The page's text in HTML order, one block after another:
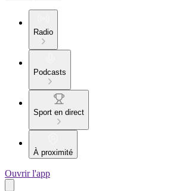
Radio
Podcasts
Sport en direct
À proximité
Ouvrir l'app